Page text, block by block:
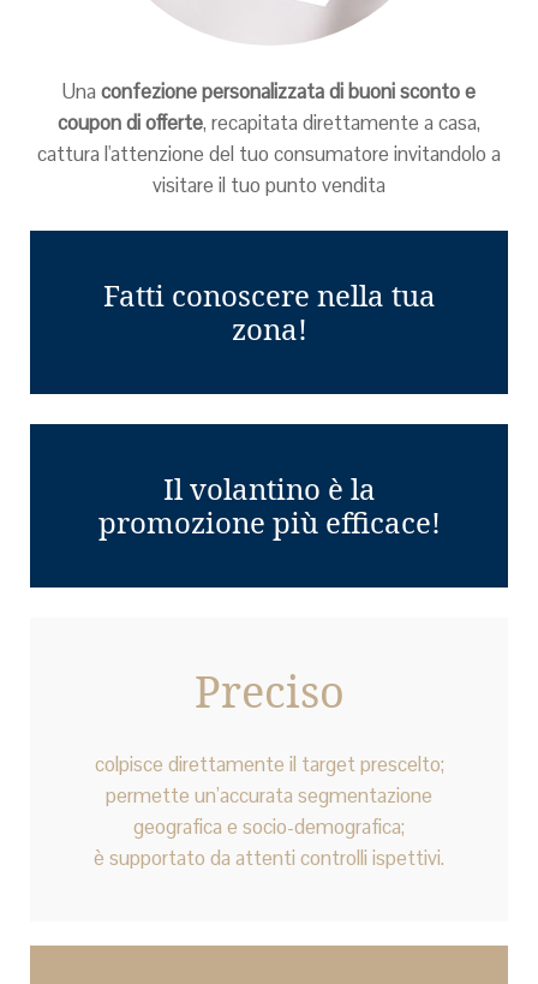
Una confezione personalizzata di buoni sconto e
coupon di offerte, recapitata direttamente a casa,
cattura l'attenzione del tuo consumatore invitandolo a
visitare il tuo punto vendita
Fatti conoscere nella tua
zona!
Il volantino è la
promozione più efficace!
Preciso
colpisce direttamente il target prescelto;
permette un’accurata segmentazione
geografica e socio-demografica;
è supportato da attenti controlli ispettivi.